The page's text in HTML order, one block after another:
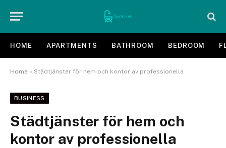
HOME APARTMENTS BATHROOM BEDROOM
Home » Städtjänster för hem och kontor av professionella
BUSINESS
Städtjänster för hem och
kontor av professionella